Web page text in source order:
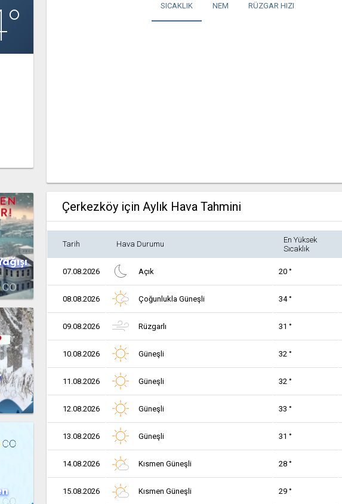
SICAKLIK NEM RÜZGAR HIZI
Çerkezköy için Aylık Hava Tahmini
Tarih Hava Durumu
En Yüksek
Sıcaklık
07.08.2026 Açık 20 °
08.08.2026 Çoğunlukla Güneşli 34 °
09.08.2026 Rüzgarlı 31 °
10.08.2026 Güneşli 32 °
11.08.2026 Güneşli 32 °
12.08.2026 Güneşli 33 °
13.08.2026 Güneşli 31 °
14.08.2026 Kısmen Güneşli 28 °
15.08.2026 Kısmen Güneşli 29 °